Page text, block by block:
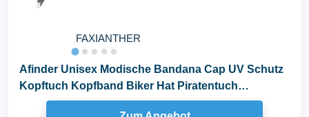
FAXIANTHER
Afinder Unisex Modische Bandana Cap UV Schutz
Kopftuch Kopfband Biker Hat Piratentuch
Kopftücher...